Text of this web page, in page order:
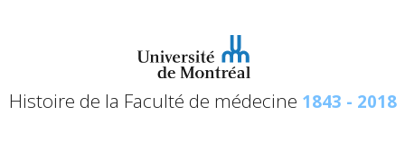
Histoire de la Faculté de médecine 1843 - 2018